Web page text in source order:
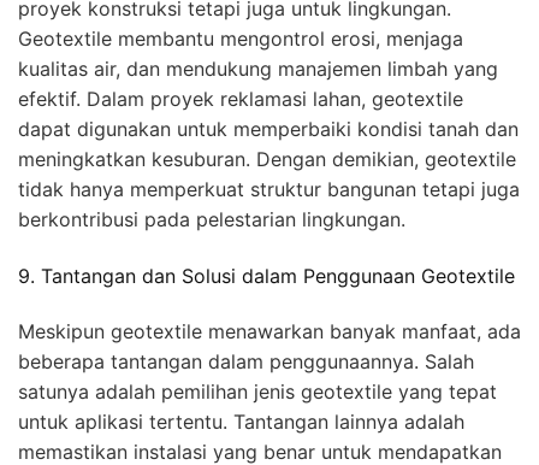
proyek konstruksi tetapi juga untuk lingkungan.
Geotextile membantu mengontrol erosi, menjaga
kualitas air, dan mendukung manajemen limbah yang
efektif. Dalam proyek reklamasi lahan, geotextile
dapat digunakan untuk memperbaiki kondisi tanah dan
meningkatkan kesuburan. Dengan demikian, geotextile
tidak hanya memperkuat struktur bangunan tetapi juga
berkontribusi pada pelestarian lingkungan.
9. Tantangan dan Solusi dalam Penggunaan Geotextile
Meskipun geotextile menawarkan banyak manfaat, ada
beberapa tantangan dalam penggunaannya. Salah
satunya adalah pemilihan jenis geotextile yang tepat
untuk aplikasi tertentu. Tantangan lainnya adalah
memastikan instalasi yang benar untuk mendapatkan